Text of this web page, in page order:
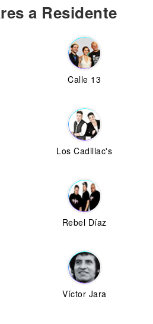
a Residente
Calle 13
Los Cadillac's
Rebel Díaz
Víctor Jara